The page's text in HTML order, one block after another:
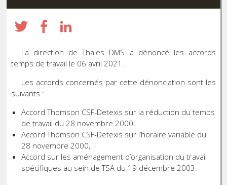
La direction de Thales DMS a dénoncé les accords
temps de travail le 06 avril 2021.
Les accords concernés par cette dénonciation sont les
suivants :
Accord Thomson CSF-Detexis sur la réduction du temps
de travail du 28 novembre 2000,
Accord Thomson CSF-Detexis sur l’horaire variable du
28 novembre 2000,
Accord sur les aménagement d’organisation du travail
spécifiques au sein de TSA du 19 décembre 2003.